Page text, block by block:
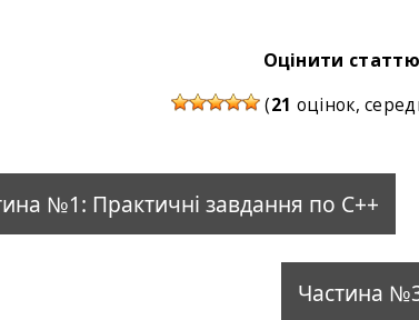
Оцінити
(21 оцінок,
№1: Практичні завдання по С++
Частина